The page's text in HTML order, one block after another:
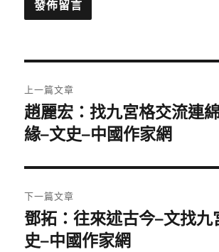
章
導
覽
上一篇文章
上
一
文
章:
趙麗宏：找九宮格交流連
緣–文史–中國作家網
下一篇文章
下
一
鄧拓：往來述古今–文找九
史–中國作家網